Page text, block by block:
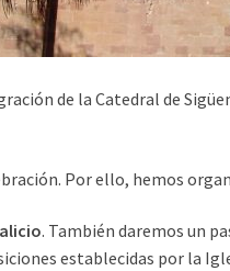
de la Catedral de
Por ello, hemos
. También daremos un
establecidas por la